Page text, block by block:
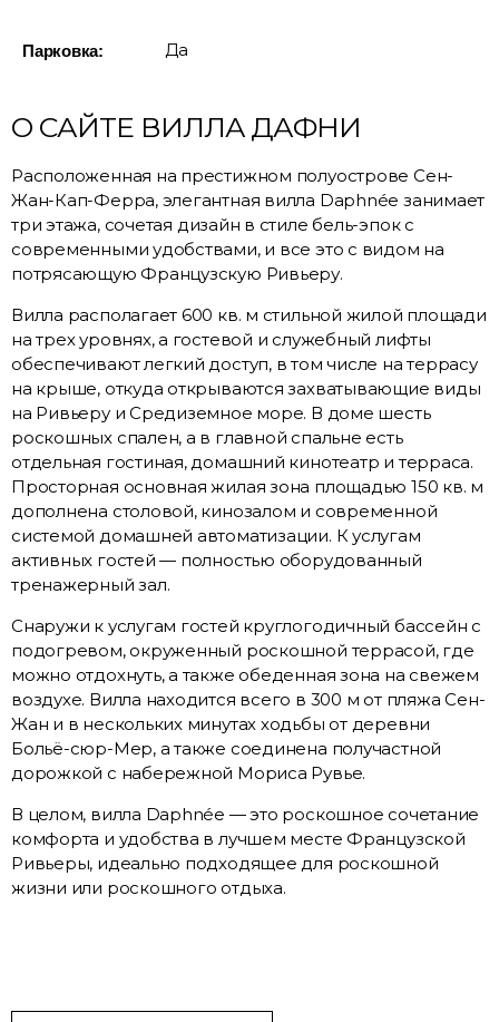
Парковка: Да
О САЙТЕ ВИЛЛА ДАФНИ
Расположенная на престижном полуострове Сен-
Жан-Кап-Ферра, элегантная вилла Daphnée занимает
три этажа, сочетая дизайн в стиле бель-эпок с
современными удобствами, и все это с видом на
потрясающую Французскую Ривьеру.
Вилла располагает 600 кв. м стильной жилой площади
на трех уровнях, а гостевой и служебный лифты
обеспечивают легкий доступ, в том числе на террасу
на крыше, откуда открываются захватывающие виды
на Ривьеру и Средиземное море. В доме шесть
роскошных спален, а в главной спальне есть
отдельная гостиная, домашний кинотеатр и терраса.
Просторная основная жилая зона площадью 150 кв. м
дополнена столовой, кинозалом и современной
системой домашней автоматизации. К услугам
активных гостей — полностью оборудованный
тренажерный зал.
Снаружи к услугам гостей круглогодичный бассейн с
подогревом, окруженный роскошной террасой, где
можно отдохнуть, а также обеденная зона на свежем
воздухе. Вилла находится всего в 300 м от пляжа Сен-
Жан и в нескольких минутах ходьбы от деревни
Больё-сюр-Мер, а также соединена получастной
дорожкой с набережной Мориса Рувье.
В целом, вилла Daphnée — это роскошное сочетание
комфорта и удобства в лучшем месте Французской
Ривьеры, идеально подходящее для роскошной
жизни или роскошного отдыха.